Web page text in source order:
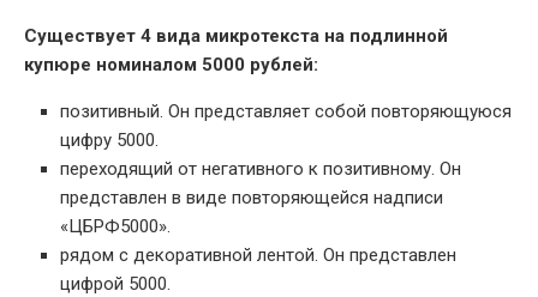
Существует 4 вида микротекста на подлинной
купюре номиналом 5000 рублей:
позитивный. Он представляет собой повторяющуюся
цифру 5000.
переходящий от негативного к позитивному. Он
представлен в виде повторяющейся надписи
«ЦБРФ5000».
рядом с декоративной лентой. Он представлен
цифрой 5000.